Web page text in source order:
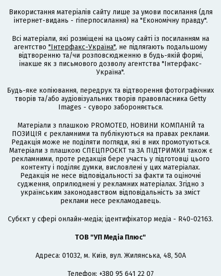
Використання матеріалів сайту лише за умови посилання (для
інтернет-видань - гіперпосилання) на "Економічну правду".
Всі матеріали, які розміщені на цьому сайті із посиланням на
агентство "Інтерфакс-Україна", не підлягають подальшому
відтворенню та/чи розповсюдженню в будь-якій формі,
інакше як з письмового дозволу агентства "Інтерфакс-
Україна".
Будь-яке копіювання, передрук та відтворення фотографічних
творів та/або аудіовізуальних творів правовласника Getty
Images - суворо забороняється.
Матеріали з плашкою PROMOTED, НОВИНИ КОМПАНІЙ та
ПОЗИЦІЯ є рекламними та публікуються на правах реклами.
Редакція може не поділяти погляди, які в них промотуються.
Матеріали з плашкою СПЕЦПРОЄКТ та ЗА ПІДТРИМКИ також є
рекламними, проте редакція бере участь у підготовці цього
контенту і поділяє думки, висловлені у цих матеріалах.
Редакція не несе відповідальності за факти та оціночні
судження, оприлюднені у рекламних матеріалах. Згідно з
українським законодавством відповідальність за зміст
реклами несе рекламодавець.
Cубєкт у сфері онлайн-медіа; ідентифікатор медіа - R40-02163.
ТОВ "УП Медіа Плюс"
Адреса: 01032, м. Київ, вул. Жилянська, 48, 50А
Телефон: +380 95 641 22 07